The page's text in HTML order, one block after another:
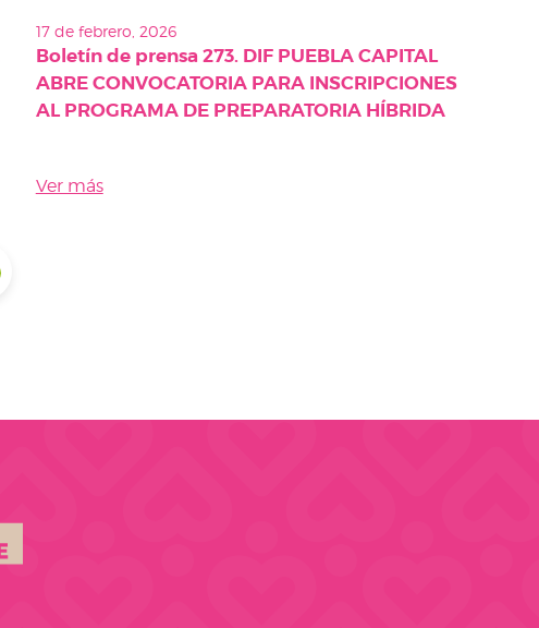
17 de febrero, 2026
Boletín de prensa 273. DIF PUEBLA CAPITAL
ABRE CONVOCATORIA PARA INSCRIPCIONES
AL PROGRAMA DE PREPARATORIA HÍBRIDA
Ver más